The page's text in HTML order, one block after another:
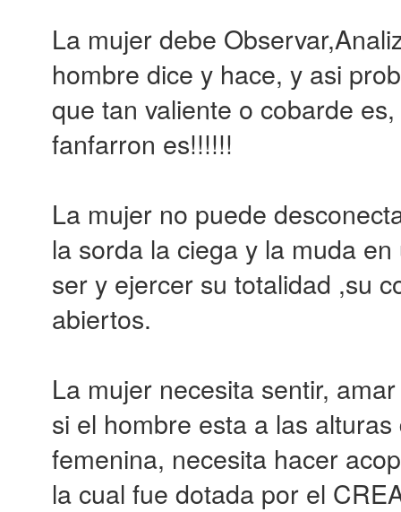
La mujer debe
hombre dice y hace, y asi
que tan valiente o cobarde
fanfarron es!!!!!!
La mujer no puede
la sorda la ciega y la muda
ser y ejercer su totalidad ,su
abiertos.
La mujer necesita sentir,
si el hombre esta a las
femenina, necesita hacer
la cual fue dotada por el